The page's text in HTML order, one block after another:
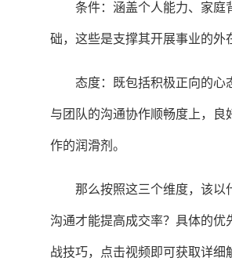
条件：涵盖个人能力、家庭
础，这些是支撑其开展事业的外
态度：既包括积极正向的心
与团队的沟通协作顺畅度上，良
作的润滑剂。
那么按照这三个维度，该以
沟通才能提高成交率？具体的优
战技巧，点击视频即可获取详细